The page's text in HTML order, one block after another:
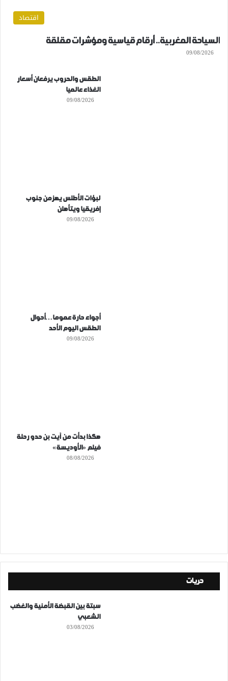
اقتصاد
السياحة المغربية.. أرقام قياسية ومؤشرات مقلقة
09/08/2026
الطقس والحروب يرفعان أسعار
الغذاء عالميا
09/08/2026
لبؤات الأطلس يهزمن جنوب
إفريقيا ويتأهلن
09/08/2026
أجواء حارة عموما…أحوال
الطقس اليوم الأحد
09/08/2026
هكذا بدأت من آيت بن حدو رحلة
فيلم «الأوديسة»
08/08/2026
حريات
سبتة بين القبضة الأمنية والغضب
الشعبي
03/08/2026